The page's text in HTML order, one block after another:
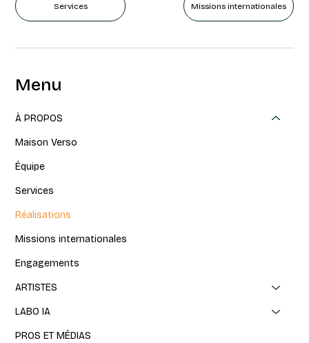
Services Missions internationales
Menu
À PROPOS
Maison Verso
Équipe
Services
Réalisations
Missions internationales
Engagements
ARTISTES
LABO IA
PROS ET MÉDIAS